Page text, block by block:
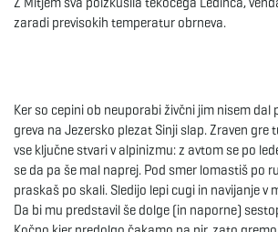
zaradi previsokih temperatur obrneva.
Ker so cepini ob neuporabi živčni jim nisem dal
greva na Jezersko plezat Sinji slap. Zraven gre
vse ključne stvari v alpinizmu: z avtom se po
se da pa še mal naprej. Pod smer lomastiš po
praskaš po skali. Sledijo lepi cugi in navijanje v
Da bi mu predstavil še dolge (in naporne)